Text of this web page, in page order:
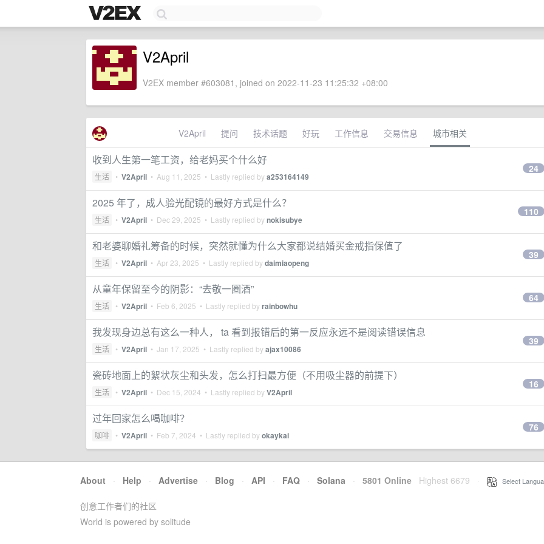
V2April
V2EX member #603081, joined on 2022-11-23 11:25:32 +08:00
V2April 提问 技术话题 好玩 工作信息 交易信息 城市相关
收到人生第一笔工资，给老妈买个什么好
生活 • V2April • Aug 11, 2025 • Lastly replied bya253164149
24
2025 年了，成人验光配镜的最好方式是什么？
生活 • V2April • Dec 29, 2025 • Lastly replied bynokisubye
110
和老婆聊婚礼筹备的时候，突然就懂为什么大家都说结婚买金戒指保值了
生活 • V2April • Apr 23, 2025 • Lastly replied bydaimiaopeng
39
从童年保留至今的阴影：“去敬一圈酒”
生活 • V2April • Feb 6, 2025 • Lastly replied byrainbowhu
64
我发现身边总有这么一种人， ta 看到报错后的第一反应永远不是阅读错误信息
生活 • V2April • Jan 17, 2025 • Lastly replied byajax10086
39
瓷砖地面上的絮状灰尘和头发，怎么打扫最方便（不用吸尘器的前提下）
生活 • V2April • Dec 15, 2024 • Lastly replied byV2April
16
过年回家怎么喝咖啡？
咖啡 • V2April • Feb 7, 2024 • Lastly replied byokaykai
76
About · Help · Advertise · Blog · API · FAQ · Solana · 5801 Online Highest 6679 Select
创意工作者们的社区
World is powered by solitude